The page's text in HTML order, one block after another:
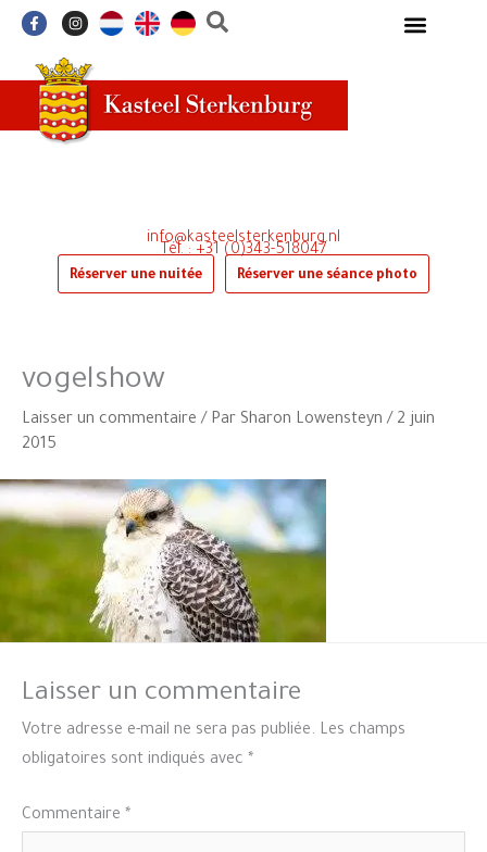
Aller
contenu
F
a
b
o
o
k
-
I
n
a
g
r
a
m
Réserver une nuitée Réserver une séance photo
Tél. : +31 (0)343-518047
info@kasteelsterkenburg.nl
vogelshow
Laisser un commentaire / Par Sharon Lowensteyn / 2 juin
2015
Laisser un commentaire
Votre adresse e-mail ne sera pas publiée. Les champs
obligatoires sont indiqués avec *
Commentaire *